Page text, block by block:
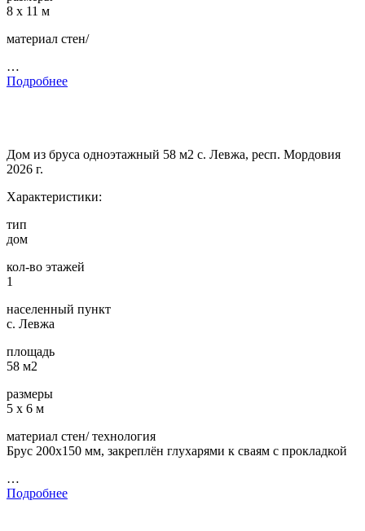
8 х 11 м
материал стен/
…
Подробнее
Дом из бруса одноэтажный 58 м2 с. Левжа, респ. Мордовия
2026 г.
Характеристики:
тип
дом
кол-во этажей
1
населенный пункт
с. Левжа
площадь
58 м2
размеры
5 х 6 м
материал стен/ технология
Брус 200х150 мм, закреплён глухарями к сваям с прокладкой
…
Подробнее